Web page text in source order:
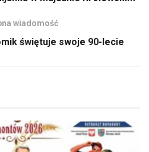
wiadomość
świętuje swoje 90-lecie